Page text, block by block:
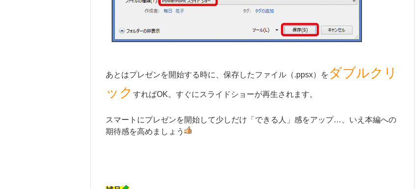
あとはプレゼンを開始する時に、保存したファイル（.ppsx）を ダブルクリ
ック すればOK。すぐにスライドショーが再生されます。
スマートにプレゼンを開始して少しだけ「できる人」感をアップ…、いえ本編への
期待感を高めましょう